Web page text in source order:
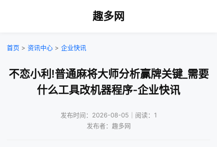
趣多网
首页 > 资讯中心 > 企业快讯
不恋小利!普通麻将大师分析赢牌关键_需要
什么工具改机器程序-企业快讯
发布时间：2026-08-05｜阅读：1
发布者：趣多网